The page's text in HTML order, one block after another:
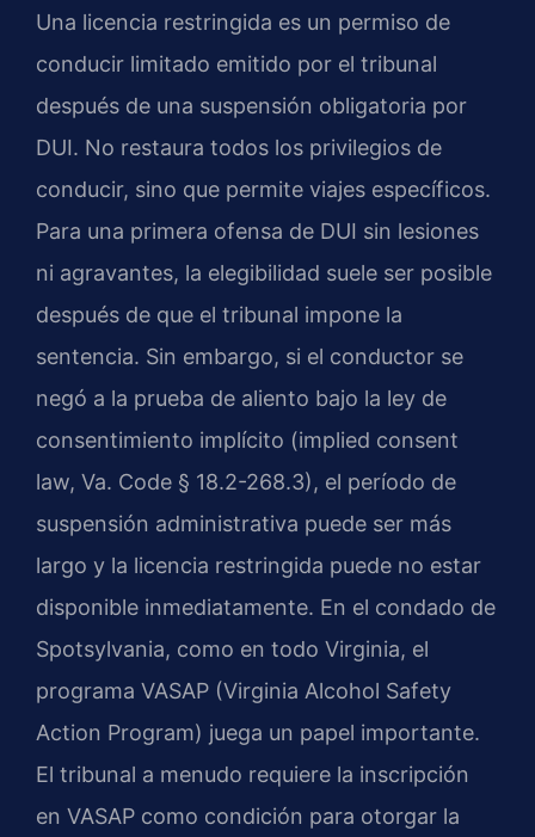
Una licencia restringida es un permiso de
conducir limitado emitido por el tribunal
después de una suspensión obligatoria por
DUI. No restaura todos los privilegios de
conducir, sino que permite viajes específicos.
Para una primera ofensa de DUI sin lesiones
ni agravantes, la elegibilidad suele ser posible
después de que el tribunal impone la
sentencia. Sin embargo, si el conductor se
negó a la prueba de aliento bajo la ley de
consentimiento implícito (implied consent
law, Va. Code § 18.2-268.3), el período de
suspensión administrativa puede ser más
largo y la licencia restringida puede no estar
disponible inmediatamente. En el condado de
Spotsylvania, como en todo Virginia, el
programa VASAP (Virginia Alcohol Safety
Action Program) juega un papel importante.
El tribunal a menudo requiere la inscripción
en VASAP como condición para otorgar la